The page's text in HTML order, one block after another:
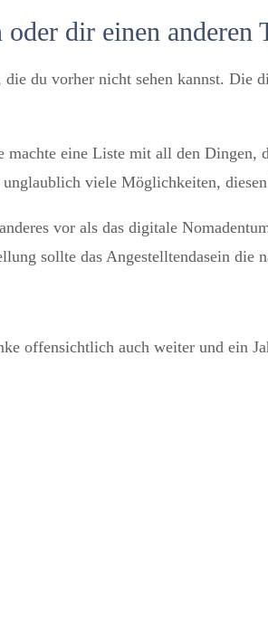
dir einen anderen
du vorher nicht sehen kannst. Die
eine Liste mit all den
viele Möglichkeiten,
vor als das digitale
sollte das Angestelltendasein die
offensichtlich auch weiter und ein